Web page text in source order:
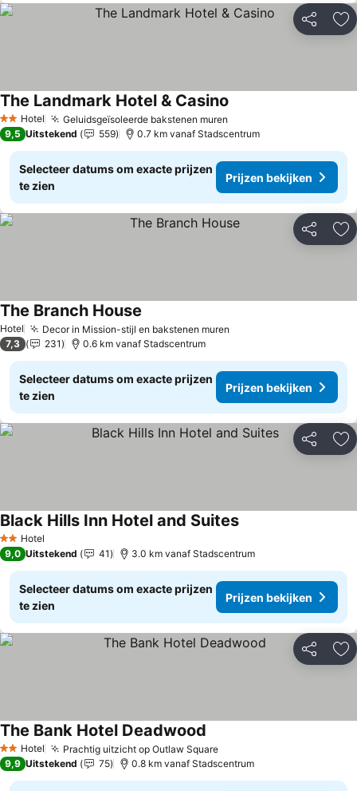
Delen
2 Sterren
Hotel Geluidsgeïsoleerde bakstenen muren
The Landmark Hotel & Casino
9,5 Uitstekend 559 0.7 km vanaf Stadscentrum
Selecteer datums om exacte prijzen
te zien
Prijzen bekijken
Delen
Hotel Decor in Mission-stijl en bakstenen muren
The Branch House
7,3 231 0.6 km vanaf Stadscentrum
Selecteer datums om exacte prijzen
te zien
Prijzen bekijken
Delen
2 Sterren
Hotel
Black Hills Inn Hotel and SuitesPrijzen bekijken
9,0 Uitstekend 41 3.0 km vanaf Stadscentrum
Selecteer datums om exacte prijzen
te zien
Prijzen bekijken
Delen
2 Sterren
Hotel Prachtig uitzicht op Outlaw SquarePrijzen bekijken
The Bank Hotel Deadwood
9,9 Uitstekend 75 0.8 km vanaf Stadscentrum